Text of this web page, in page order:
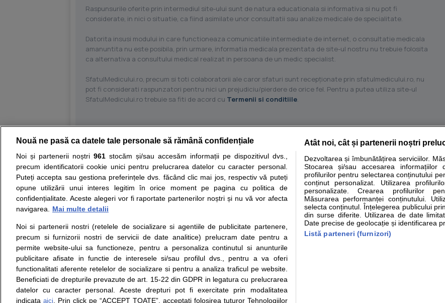
Raspunsurile oferite prin intermediul site-ului sunt de natura educationala si informativa si nu pot fi
considerate, in nici o situatie, ca fiind asimilate unor consultatii sau analize medicale de specialitate.
Datorita insusi modului in care functioneaza comunicatiile intermediate de internet, o consultatie medicala
amanuntita nu este posibila, prin urmare, informatia medicala prezentata de site-ul nostru nu trebuie folosita
ca alternativa a consultului medical realizat in persoana de un medic specialist.
SfatulMedicului.ro, precum si toti colaboratorii ale caror sfaturi sunt recepţionate prin sfatulmedicului.ro, nu
pot fi considerati raspunzatori pentru nici un prejudiciu/pierdere de orice fel. Pentru a putea utiliza site-ul
SfatulMedicului.ro trebuie sa fiti de acord cu Termenii si conditiile.
Resurse: Autoevaluare simptome Interpretare analize Specialitati medicale
Opiniile avizate ale medicilor, sfaturile si orice alte informatii despre sanatate disponibile pe sfatulmedicului.ro au scop informativ si
nici diagnosticul stabilit in urma investigatiilor si analizelor medicale. Va sfatuim, ca pe langa informatia primita pe
ii punem la dispozitie pentru programare in sistemul de programari la medic Clickmed.
Despre noi
Contact
Intrebari frecvente
Consultanti
medicali
Termeni si conditii
Politica de
confidentialitate
Politica de cookie
Modifica Setarile Cookie
Drepturile consumatorului
Protectia consumatorilor -
ANPC
Solutionarea Alternativa a
Litigiilor
Info consumator: 0800.080.999
Formulare europene - CNAS
Ministerul Sanatatii - ANMDM
Parteneri
Inscriere clinica
Nouă ne pasă ca datele tale personale să rămână confidențiale
Noi și partenerii noștri 961stocăm și/sau accesăm informații pe dispozitivul dvs.,
precum identificatorii cookie unici pentru prelucrarea datelor cu caracter personal.
Puteți accepta sau gestiona preferințele dvs. făcând clic mai jos, respectiv vă puteți
opune utilizării unui interes legitim în orice moment pe pagina cu politica de
confidențialitate. Aceste alegeri vor fi raportate partenerilor noștri și nu vă vor afecta
navigarea.
Mai multe detalii
Noi si partenerii nostri (retelele de socializare si agentiile de publicitate partenere,
precum si furnizorii nostri de servicii de date analitice) prelucram date pentru a
permite website-ului sa functioneze, pentru a personaliza continutul si anunturile
publicitare afisate in functie de interesele si/sau profilul dvs., pentru a va oferi
functionalitati aferente retelelor de socializare si pentru a analiza traficul pe website.
Beneficiati de drepturile prevazute de art. 15-22 din GDPR in legatura cu prelucrarea
datelor cu caracter personal. Aceste drepturi pot fi exercitate prin modalitatea
indicata aici. Prin click pe “ACCEPT TOATE”, acceptati folosirea tuturor Tehnologiilor
Atât noi, cât și partenerii noștri
Dezvoltarea și îmbunătățirea serviciilor.
Stocarea și/sau accesarea
profilurilor pentru selectarea conținutului
conținut personalizat. Utilizarea
personalizate. Crearea profilurilor
Măsurarea performanței conținutului.
selecta conținutul. Înțelegerea publicului
din surse diferite. Utilizarea de date
Date precise de geolocație și identificarea
Listă parteneri (furnizori)